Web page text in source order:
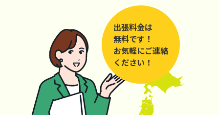
出張料金は
無料です！
お気軽にご連絡
ください！